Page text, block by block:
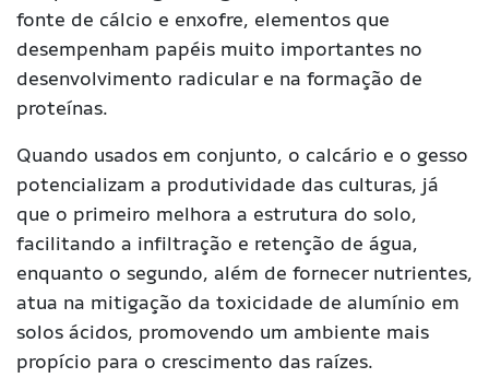
fonte de cálcio e enxofre, elementos que
desempenham papéis muito importantes no
desenvolvimento radicular e na formação de
proteínas.
Quando usados em conjunto, o calcário e o gesso
potencializam a produtividade das culturas, já
que o primeiro melhora a estrutura do solo,
facilitando a infiltração e retenção de água,
enquanto o segundo, além de fornecer nutrientes,
atua na mitigação da toxicidade de alumínio em
solos ácidos, promovendo um ambiente mais
propício para o crescimento das raízes.